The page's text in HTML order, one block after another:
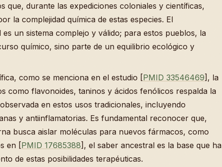
que, durante las expediciones coloniales y científicas,
la complejidad química de estas especies. El
un sistema complejo y válido; para estos pueblos, la
químico, sino parte de un equilibrio ecológico y
como se menciona en el estudio [PMID 33546469], la
como flavonoides, taninos y ácidos fenólicos respalda la
en estos usos tradicionales, incluyendo
y antiinflamatorias. Es fundamental reconocer que,
busca aislar moléculas para nuevos fármacos, como
en [PMID 17685388], el saber ancestral es la base que ha
de estas posibilidades terapéuticas.